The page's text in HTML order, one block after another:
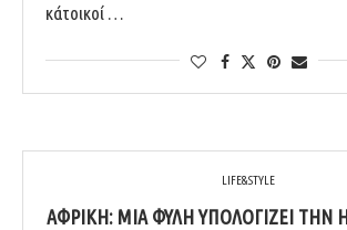
κάτοικοί …
LIFE&STYLE
ΑΦΡΙΚΉ: ΜΙΑ ΦΥΛΉ ΥΠΟΛΟΓΊΖΕΙ